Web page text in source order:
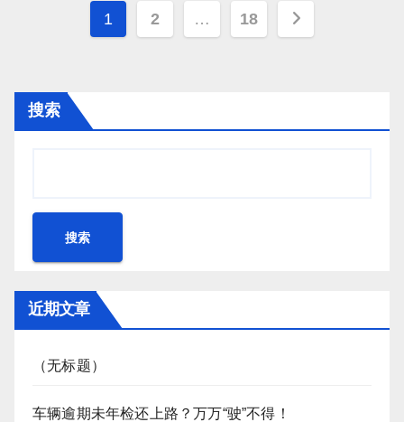
文
页
1 2 … 18
搜索
搜索
近期文章
（无标题）
车辆逾期未年检还上路？万万“驶”不得！